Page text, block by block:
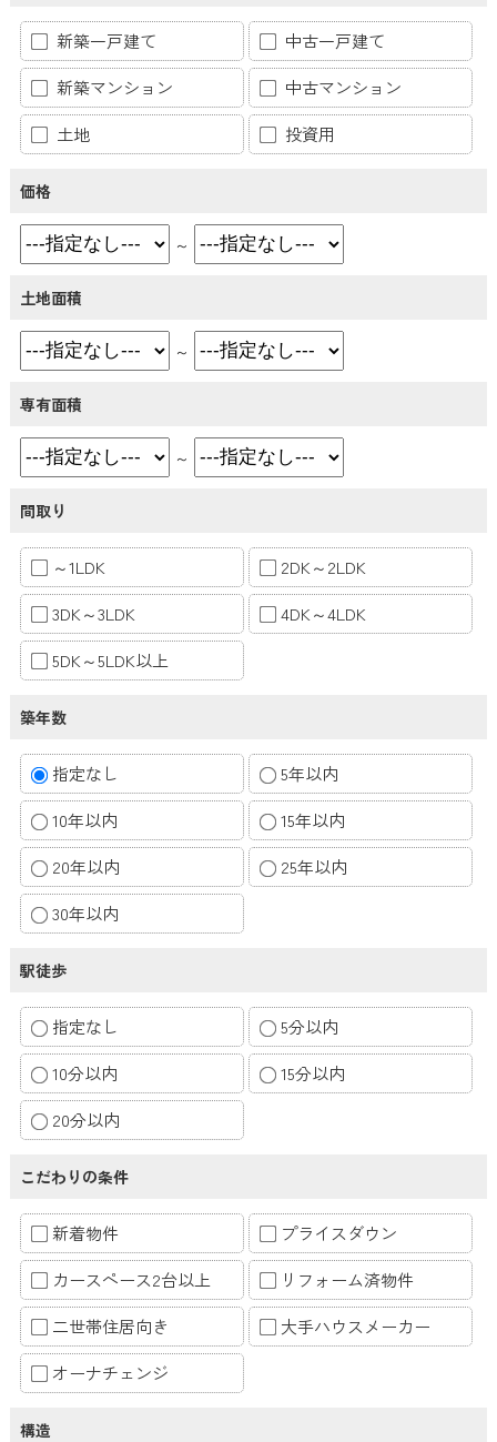
新築一戸建て
中古一戸建て
新築マンション
中古マンション
土地
投資用
価格
～
土地面積
～
専有面積
～
間取り
～1LDK
2DK～2LDK
3DK～3LDK
4DK～4LDK
5DK～5LDK以上
築年数
指定なし
5年以内
10年以内
15年以内
20年以内
25年以内
30年以内
駅徒歩
指定なし
5分以内
10分以内
15分以内
20分以内
こだわりの条件
新着物件
プライスダウン
カースペース2台以上
リフォーム済物件
二世帯住居向き
大手ハウスメーカー
オーナチェンジ
構造